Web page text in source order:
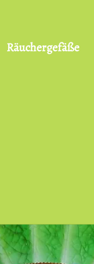
Räuchergefäße